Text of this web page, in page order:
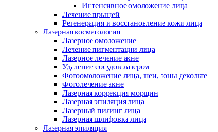
Интенсивное омоложение лица
Лечение прыщей
Регенерация и восстановление кожи лица
Лазерная косметология
Лазерное омоложение
Лечение пигментации лица
Лазерное лечение акне
Удаление сосудов лазером
Фотоомоложение лица, шеи, зоны декольте
Фотолечение акне
Лазерная коррекция морщин
Лазерная эпиляция лица
Лазерный пилинг лица
Лазерная шлифовка лица
Лазерная эпиляция